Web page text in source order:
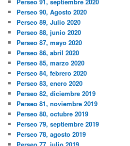
Perseo 91, septiembre 2020
Perseo 90, Agosto 2020
Perseo 89, Julio 2020
Perseo 88, junio 2020
Perseo 87, mayo 2020
Perseo 86, abril 2020
Perseo 85, marzo 2020
Perseo 84, febrero 2020
Perseo 83, enero 2020
Perseo 82, diciembre 2019
Perseo 81, noviembre 2019
Perseo 80, octubre 2019
Perseo 79, septiembre 2019
Perseo 78, agosto 2019